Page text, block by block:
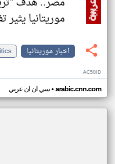
موريتانيا يثير
اخبار موريتانيا
AC58ID
سي ان ان عربي• arabic.cnn.com